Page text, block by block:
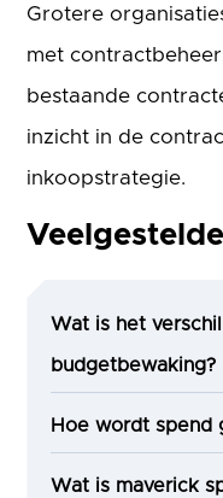
Grotere
met
bestaande
inzicht in de
inkoopstrategie.
Wat is het
budgetbewaking?
Hoe wordt spend
Wat is maverick